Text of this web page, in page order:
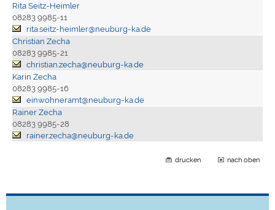
Rita Seitz-Heimler
08283 9985-11
rita.seitz-heimler@neuburg-ka.de
Christian Zecha
08283 9985-21
christian.zecha@neuburg-ka.de
Karin Zecha
08283 9985-16
einwohneramt@neuburg-ka.de
Rainer Zecha
08283 9985-28
rainer.zecha@neuburg-ka.de
drucken nach oben